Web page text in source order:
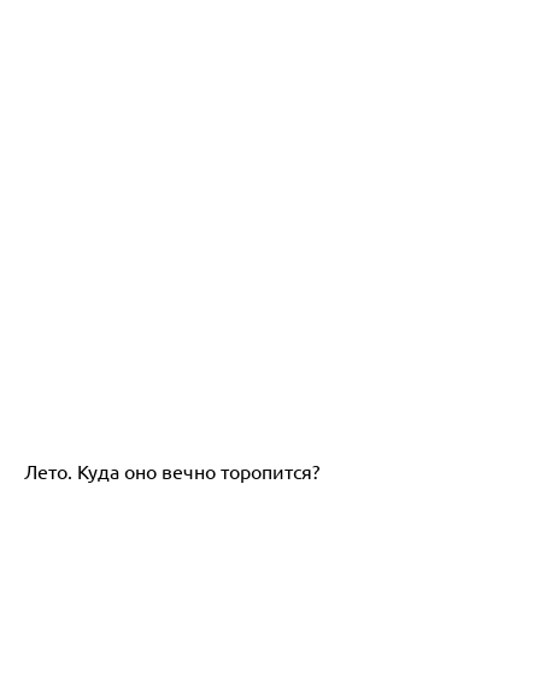
Лето. Куда оно вечно торопится?